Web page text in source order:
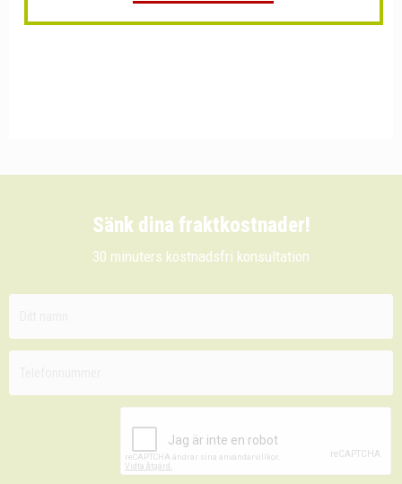
Sänk dina fraktkostnader!
30 minuters kostnadsfri konsultation